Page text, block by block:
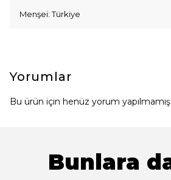
Menşei: Türkiye
Yorumlar
Bu ürün için henüz yorum yapılmamış.
Bunlara